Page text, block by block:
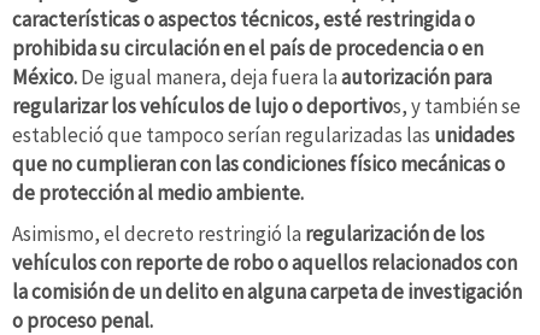
características o aspectos técnicos, esté restringida o
prohibida su circulación en el país de procedencia o en
México.De igual manera, deja fuera laautorización para
regularizar los vehículos de lujo o deportivos, y también se
estableció que tampoco serían regularizadas las unidades
que no cumplieran con las condiciones físico mecánicas o
de protección al medio ambiente.
Asimismo, el decreto restringió la regularización de los
vehículos con reporte de robo o aquellos relacionados con
la comisión de un delito en alguna carpeta de investigación
o proceso penal.